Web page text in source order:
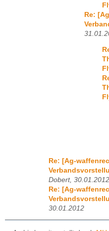
Re:
Re: [Ag-
Dobert, 30.01.2012
Re: [Ag-
30.01.2012